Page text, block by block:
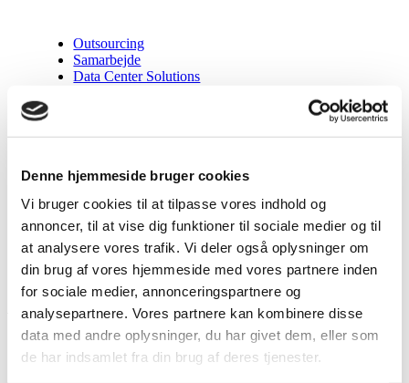
Denne hjemmeside bruger cookies
Vi bruger cookies til at tilpasse vores indhold og
annoncer, til at vise dig funktioner til sociale medier og til
at analysere vores trafik. Vi deler også oplysninger om
din brug af vores hjemmeside med vores partnere inden
for sociale medier, annonceringspartnere og
analysepartnere. Vores partnere kan kombinere disse
data med andre oplysninger, du har givet dem, eller som
de har indsamlet fra din brug af deres tjenester.
Outsourcing
Samarbejde
Data Center Solutions
Om NG
Kontakt
Søg
Menu Menu
0 replies